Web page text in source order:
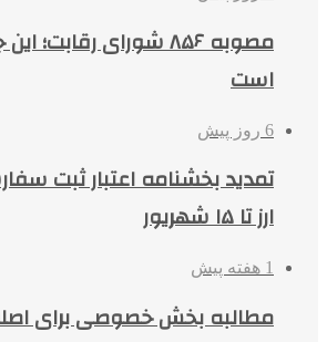
مصوبه ۸۵۶ شورای
است
6 روز پیش
تمدید بخشنامه اعتبار ثبت
ارز تا ۱۵ شهریور
1 هفته پیش
مطالبه بخش خصوصی برای